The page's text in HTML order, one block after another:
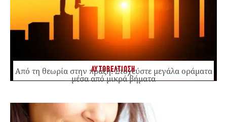
ΑΥΤΟΒΕΛΤΙΩΣΗ
Από τη θεωρία στην πράξη: Στοχεύστε μεγάλα οράματα
μέσα από μικρά βήματα